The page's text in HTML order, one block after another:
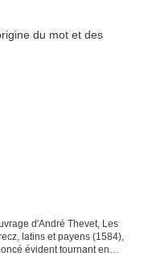
d'André Thevet, Les
latins et payens (1584),
évident tournant en